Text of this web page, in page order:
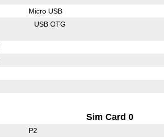
Micro USB
USB OTG
Sim Card 0
P2